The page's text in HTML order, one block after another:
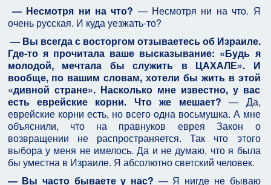
— Несмотря ни на что? — Несмотря ни на что. Я
очень русская. И куда уезжать-то?
— Вы всегда с восторгом отзываетесь об Израиле.
Где-то я прочитала ваше высказывание: «Будь я
молодой, мечтала бы служить в ЦАХАЛЕ». И
вообще, по вашим словам, хотели бы жить в этой
«дивной стране». Насколько мне известно, у вас
есть еврейские корни. Что же мешает? — Да,
еврейские корни есть, но всего одна восьмушка. А мне
объяснили, что на правнуков еврея Закон о
возвращении не распространяется. Так что этого
выбора у меня не имелось. Да и не думаю, что я была
бы уместна в Израиле. Я абсолютно светский человек.
— Вы часто бываете у нас? — Я нигде не бываю